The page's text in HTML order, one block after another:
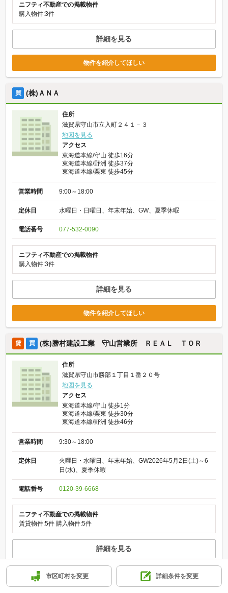
ニフティ不動産での掲載物件
購入物件:3件
詳細を見る
物件を紹介してほしい
買 (株)ＡＮＡ
住所
滋賀県守山市立入町２４１－３
地図を見る
アクセス
東海道本線/守山 徒歩16分
東海道本線/野洲 徒歩37分
東海道本線/栗東 徒歩45分
営業時間 9:00～18:00
定休日 水曜日・日曜日、年末年始、GW、夏季休暇
電話番号 077-532-0090
ニフティ不動産での掲載物件
購入物件:3件
詳細を見る
物件を紹介してほしい
賃 買 (株)勝村建設工業 守山営業所 ＲＥＡＬ ＴＯＲ
住所
滋賀県守山市勝部１丁目１番２０号
地図を見る
アクセス
東海道本線/守山 徒歩1分
東海道本線/栗東 徒歩30分
東海道本線/野洲 徒歩46分
営業時間 9:30～18:00
定休日
火曜日・水曜日、年末年始、GW2026年5月2日(土)～6
日(水)、夏季休暇
電話番号 0120-39-6668
ニフティ不動産での掲載物件
賃貸物件:5件 購入物件:5件
詳細を見る
物件を紹介してほしい
市区町村を変更 詳細条件を変更